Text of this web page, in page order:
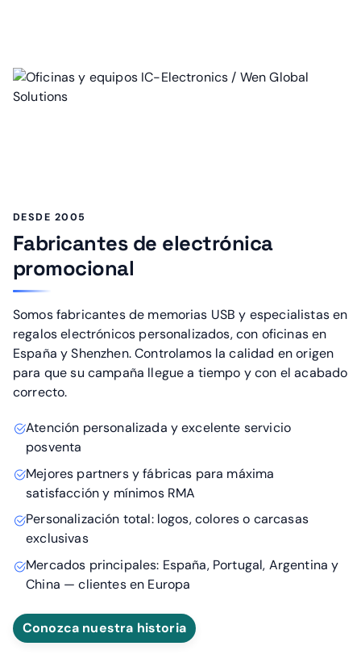
DESDE 2005
Fabricantes de electrónica
promocional
Somos fabricantes de memorias USB y especialistas en
regalos electrónicos personalizados, con oficinas en
España y Shenzhen. Controlamos la calidad en origen
para que su campaña llegue a tiempo y con el acabado
correcto.
Atención personalizada y excelente servicio
posventa
Mejores partners y fábricas para máxima
satisfacción y mínimos RMA
Personalización total: logos, colores o carcasas
exclusivas
Mercados principales: España, Portugal, Argentina y
China — clientes en Europa
Conozca nuestra historia